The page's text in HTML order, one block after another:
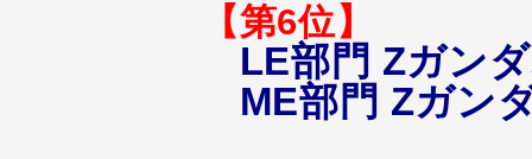
【第6位】
LE部門 Zガン
ME部門 Zガン